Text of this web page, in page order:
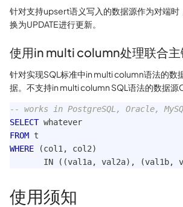
针对支持upsert语义写入的数据源作为对端
换为UPDATE进行更新。
使用in multi column处理联合主
针对实现SQL标准中in multi column语法的
据。不支持in multi column SQL语法的数据
-- works in PostgreSQL, Oracle,
SELECT whatever
FROM t
WHERE
(col1 , col2)
IN
( (val1a, val2a) , (val1b,
使用须知